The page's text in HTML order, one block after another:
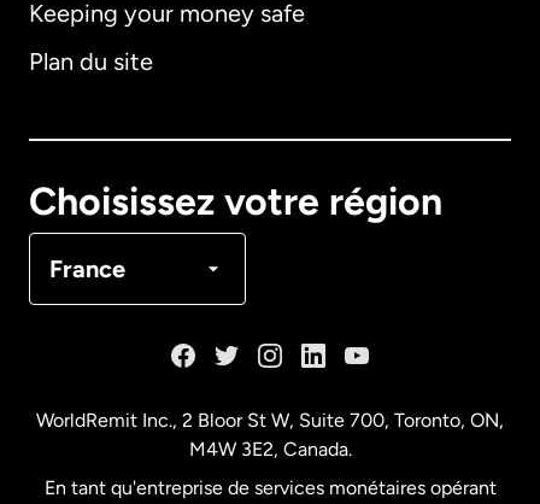
Keeping your money safe
Plan du site
Choisissez votre région
France
Allemagne
Français
WorldRemit Inc., 2 Bloor St W, Suite 700, Toronto, ON,
M4W 3E2, Canada.
En tant qu'entreprise de services monétaires opérant